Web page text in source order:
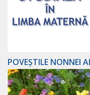
POVEȘTILE NONNEI